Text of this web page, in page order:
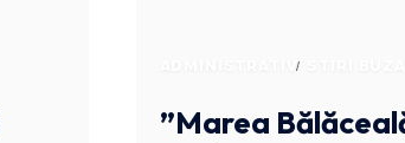
ADMINISTRATIV
”Marea